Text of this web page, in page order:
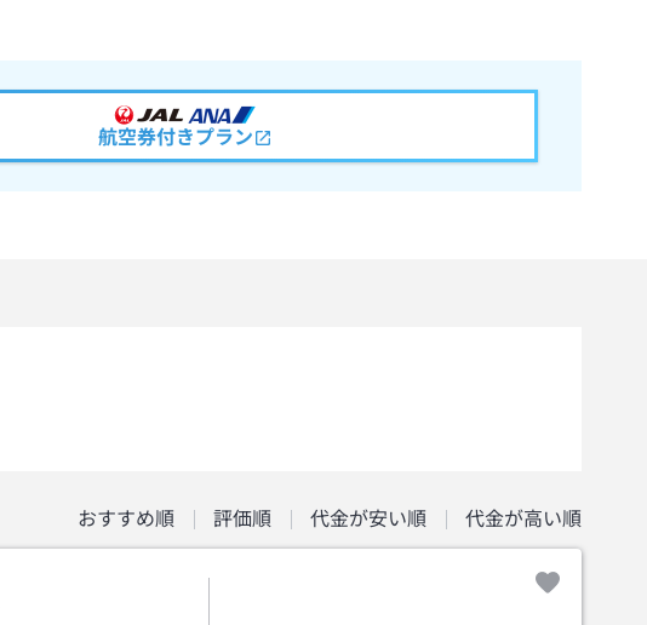
航空券付きプラン
おすすめ順 評価順 代金が安い順 代金が高い順